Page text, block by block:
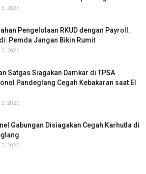
2026
Pengelolaan RKUD dengan Payroll.
Pemda Jangan Bikin Rumit
2026
Satgas Siagakan Damkar di TPSA
Pandeglang Cegah Kebakaran saat El
2026
Gabungan Disiagakan Cegah Karhutla di
2026